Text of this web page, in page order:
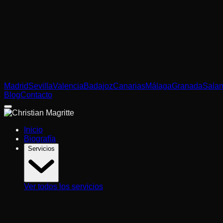
MadridSevillaValenciaBadajozCanariasMálagaGranada
BlogContacto
Inicio
Biografía
Servicios
Ver todos los servicios